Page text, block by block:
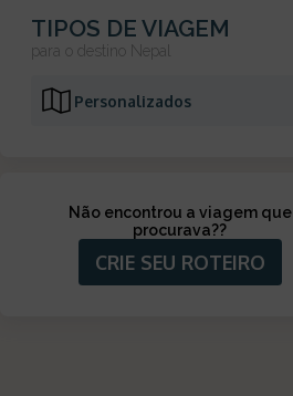
TIPOS DE VIAGEM
para o destino Nepal
Personalizados
Não encontrou a viagem que
procurava??
CRIE SEU ROTEIRO